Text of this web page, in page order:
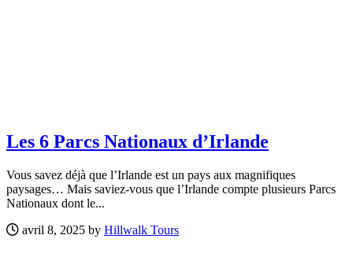
Les 6 Parcs Nationaux d’Irlande
Vous savez déjà que l’Irlande est un pays aux magnifiques
paysages… Mais saviez-vous que l’Irlande compte plusieurs Parcs
Nationaux dont le...
avril 8, 2025 by Hillwalk Tours